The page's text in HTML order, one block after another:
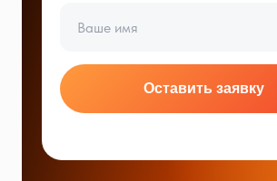
Оставить заявку